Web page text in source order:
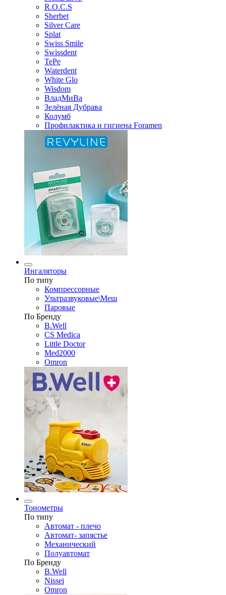
R.O.C.S
Sherbet
Silver Care
Splat
Swiss Smile
Swissdent
TePe
Waterdent
White Glo
Wisdom
ВладМиВа
Зелёная Дубрава
Колумб
Профилактика и гигиена Foramen
Ингаляторы
По типу
Компрессорные
Ультразвуковые\Меш
Паровые
По Бренду
B.Well
CS Medica
Little Doctor
Med2000
Omron
Тонометры
По типу
Автомат - плечо
Автомат- запястье
Механический
Полуавтомат
По Бренду
B.Well
Nissei
Omron